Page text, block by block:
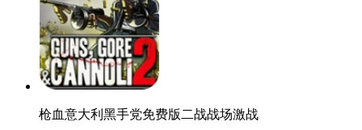
枪血意大利黑手党免费版二战战场激战